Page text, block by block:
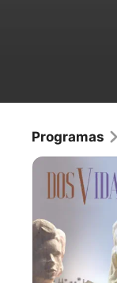
Programas
Dos
Vidas